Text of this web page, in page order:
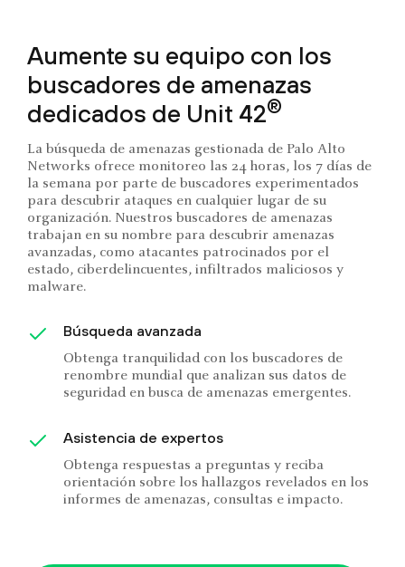
Aumente su equipo con los
buscadores de amenazas
dedicados de Unit 42®
La búsqueda de amenazas gestionada de Palo Alto
Networks ofrece monitoreo las 24 horas, los 7 días de
la semana por parte de buscadores experimentados
para descubrir ataques en cualquier lugar de su
organización. Nuestros buscadores de amenazas
trabajan en su nombre para descubrir amenazas
avanzadas, como atacantes patrocinados por el
estado, ciberdelincuentes, infiltrados maliciosos y
malware.
Búsqueda avanzada
Obtenga tranquilidad con los buscadores de
renombre mundial que analizan sus datos de
seguridad en busca de amenazas emergentes.
Asistencia de expertos
Obtenga respuestas a preguntas y reciba
orientación sobre los hallazgos revelados en los
informes de amenazas, consultas e impacto.